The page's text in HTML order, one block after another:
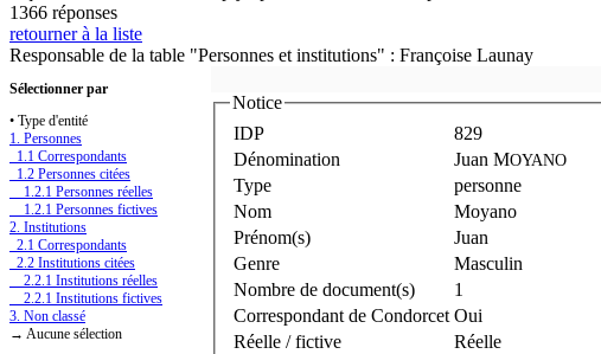
1366 réponses
retourner à la liste
Responsable de la table "Personnes et institutions" : Françoise Launay
Sélectionner par
• Type d'entité
1. Personnes
1.1 Correspondants
1.2 Personnes citées
1.2.1 Personnes réelles
1.2.1 Personnes fictives
2. Institutions
2.1 Correspondants
2.2 Institutions citées
2.2.1 Institutions réelles
2.2.1 Institutions fictives
3. Non classé
→ Aucune sélection
Notice
IDP
829
Dénomination
Juan MOYANO
Type
personne
Nom
Moyano
Prénom(s)
Juan
Genre
Masculin
Nombre de document(s)
1
Correspondant de Condorcet Oui
Réelle / fictive
Réelle